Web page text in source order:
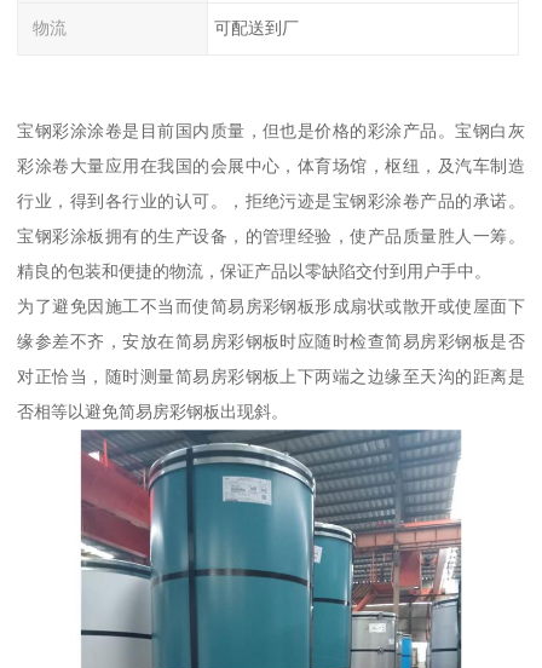
物流 可配送到厂
宝钢彩涂涂卷是目前国内质量，但也是价格的彩涂产品。宝钢白灰
彩涂卷大量应用在我国的会展中心，体育场馆，枢纽，及汽车制造
行业，得到各行业的认可。，拒绝污迹是宝钢彩涂卷产品的承诺。
宝钢彩涂板拥有的生产设备，的管理经验，使产品质量胜人一筹。
精良的包装和便捷的物流，保证产品以零缺陷交付到用户手中。
为了避免因施工不当而使简易房彩钢板形成扇状或散开或使屋面下
缘参差不齐，安放在简易房彩钢板时应随时检查简易房彩钢板是否
对正恰当，随时测量简易房彩钢板上下两端之边缘至天沟的距离是
否相等以避免简易房彩钢板出现斜。